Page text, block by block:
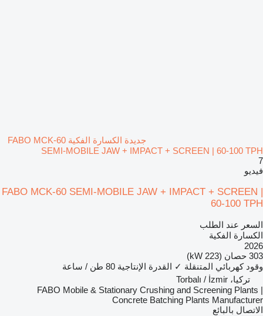
جديدة الكسارة الفكية FABO MCK-60
SEMI-MOBILE JAW + IMPACT + SCREEN | 60-100 TPH
7
فيديو
FABO MCK-60 SEMI-MOBILE JAW + IMPACT + SCREEN |
60-100 TPH
السعر عند الطلب
الكسارة الفكية
2026
303 حصان (223 kW)
وقود كهربائي المتنقلة ✓ القدرة الإنتاجية 80 طن / ساعة
تركيا، Torbalı / İzmir
FABO Mobile & Stationary Crushing and Screening Plants |
Concrete Batching Plants Manufacturer
الاتصال بالبائع